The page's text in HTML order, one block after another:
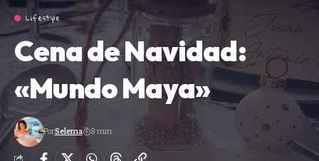
Lifestyle
Cena de Navidad:
«Mundo Maya»
PorSelema 8 min.